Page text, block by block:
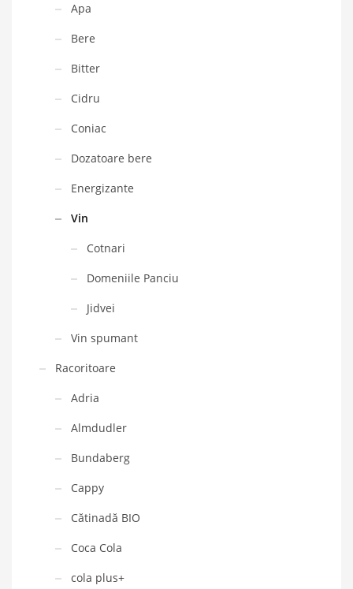
Apa
Bere
Bitter
Cidru
Coniac
Dozatoare bere
Energizante
Vin
Cotnari
Domeniile Panciu
Jidvei
Vin spumant
Racoritoare
Adria
Almdudler
Bundaberg
Cappy
Cătinadă BIO
Coca Cola
cola plus+